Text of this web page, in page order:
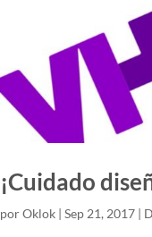
¡Cuidado
porOklok |Sep 21, 2017 |